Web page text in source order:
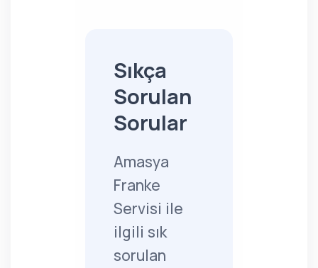
Sıkça
Sorulan
Sorular
Amasya
Franke
Servisi ile
ilgili sık
sorulan